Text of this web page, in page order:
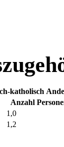
katholisch
Anzahl
1,0
1,2